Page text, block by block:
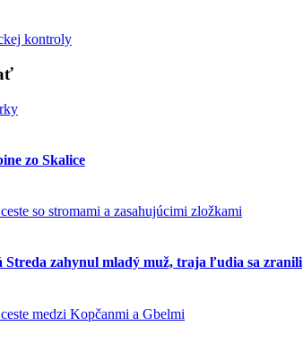
zo Skalice
Streda zahynul mladý muž, traja ľudia sa zranili